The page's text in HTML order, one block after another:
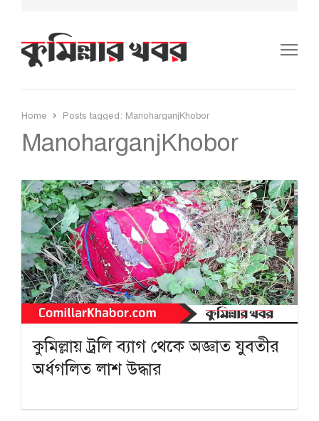
Home Posts tagged: ManoharganjKhobor
ManoharganjKhobor
কুমিল্লায় ট্রলি ব্যাগ থেকে অজ্ঞাত যুবতীর
অর্ধগলিত লাশ উদ্ধার